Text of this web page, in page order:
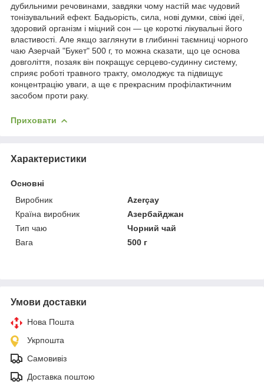
дубильними речовинами, завдяки чому настій має чудовий
тонізувальний ефект. Бадьорість, сила, нові думки, свіжі ідеї,
здоровий організм і міцний сон — це короткі лікувальні його
властивості. Але якщо заглянути в глибинні таємниці чорного
чаю Азерчай "Букет" 500 г, то можна сказати, що це основа
довголіття, позаяк він покращує серцево-судинну систему,
сприяє роботі травного тракту, омолоджує та підвищує
концентрацію уваги, а ще є прекрасним профілактичним
засобом проти раку.
Приховати
Характеристики
Основні
Виробник
Azerçay
Країна виробник
Азербайджан
Тип чаю
Чорний чай
Вага
500 г
Умови доставки
Нова Пошта
Укрпошта
Самовивіз
Доставка поштою